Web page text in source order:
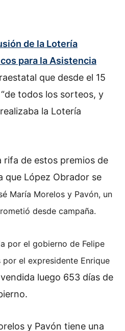
de la Lotería
para la Asistencia
que desde el 15
todos los sorteos, y
la Lotería
rifa de estos premios de
que López Obrador se
María Morelos y Pavón, un
desde campaña.
por el gobierno de Felipe
el expresidente Enrique
luego 653 días de
y Pavón tiene una